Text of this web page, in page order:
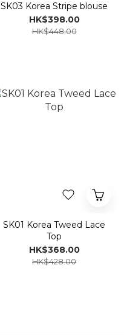
SK03 Korea Stripe blouse
HK$398.00
HK$448.00
SK01 Korea Tweed Lace
Top
HK$368.00
HK$428.00